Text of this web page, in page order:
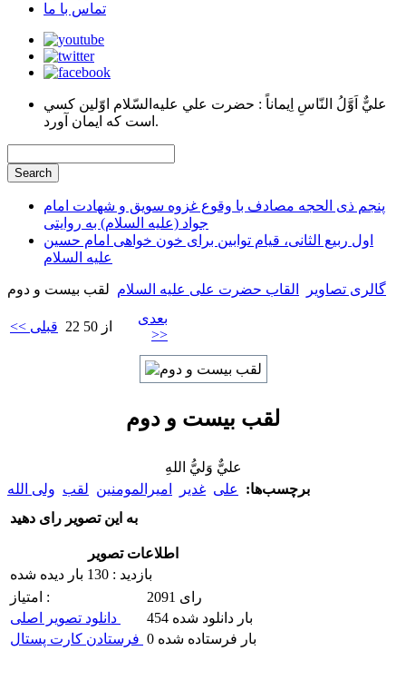
تماس با ما
عليٌّ اَوَّلُ النّاسِ اِيماناً : حضرت علي عليه‌السّلام اوّلين كسي
است كه ايمان آورد.
پنجم ذی الحجه مصادف با وقوع غزوه سویق و شهادت امام
جواد (علیه السلام) به روایتی
اول ربیع الثانی، قیام توابین برای خون خواهی امام حسین
علیه السلام
گالری تصاویر القاب حضرت علی علیه السلام لقب بیست و دوم
<< قبلی 22 از 50
بعدی
>>
لقب بیست و دوم
عليٌّ وَليُّ اللهِ
برچسب‌ها:
علی غدیر امیرالمومنین لقب ولی الله
به این تصویر رای دهید
اطلاعات تصویر
بازدید : 130 بار دیده شده
امتیاز :
2091 رای
454 بار دانلود شده
0 بار فرستاده شده